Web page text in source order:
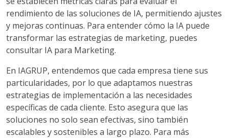
rendimiento de las soluciones de IA, permitiendo ajustes
y mejoras continuas. Para entender cómo la IA puede
transformar las estrategias de marketing, puedes
consultar IA para Marketing.
En IAGRUP, entendemos que cada empresa tiene sus
particularidades, por lo que adaptamos nuestras
estrategias de implementación a las necesidades
específicas de cada cliente. Esto asegura que las
soluciones no solo sean efectivas, sino también
escalables y sostenibles a largo plazo. Para más